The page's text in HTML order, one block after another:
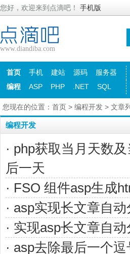
您好，欢迎来到点滴吧！ 手机版
www.diandiba.com
首页 手机 建站 源码 服务器
编程
ASP PHP .NET SQL
您现在的位置： 首页 > 编程开发 > 文章
编程开发
· php获取当月天数
后一天
· FSO 组件asp生成
· asp实现长文章自
· 实现asp长文章自
· asp去除最后一个